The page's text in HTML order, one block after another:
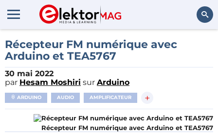
Rechercher
Récepteur FM numérique avec
Arduino et TEA5767
30 mai 2022
par Hesam Moshiri sur Arduino
ARDUINO AUDIO AMPLIFICATEUR +
Récepteur FM numérique avec Arduino et TEA5767